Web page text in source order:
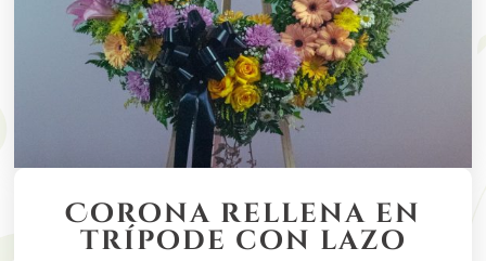
Corona rellena en
trípode con lazo